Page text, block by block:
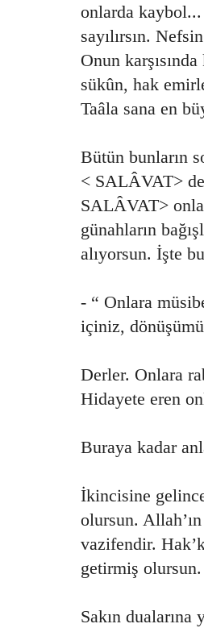
onlarda
sayılırsın.
Onun
sükûn, hak
Taâla sana en
Bütün bunların
< SALÂVAT>
SALÂVAT>
günahların
alıyorsun. İşte
- “ Onlara
içiniz,
Derler. Onlara
Hidayete eren
Buraya kadar
İkincisine
olursun.
vazifendir.
getirmiş olursun.
Sakın